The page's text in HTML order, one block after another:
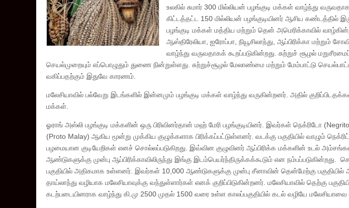
உலகில் சுமார் 300 மில்லியன் பழங்குடி மக்கள் வாழ்ந்து
கிட்டத்தட்ட 150 மில்லியன் பழங்குடியினர் ஆசிய கண்டத்தில்
பழங்குடி மக்கள் மத்திய மற்றும் தென் அமெரிக்காவில்
ஆஸ்திரேலியா, ஐரோப்பா, நியூசிலாந்து, ஆப்பிரிக்கா மற்றும்
வாழ்ந்து வருவதாகக் கூறப்படுகின்றது. சுற்றுச் சூழல்
செயல்முறையும் எப்பொழுதும் துணை நின்றுள்ளது. சுற்றுச்சூழல் மேலாண்மை மற்றும் மேம்பாட்டு
வகிப்பதற்கும் இதுவே காரணம்.
மலேசியாவில் பல்வேறு இடங்களில் இன்னமும் பழங்குடி மக்கள் வாழ்ந்து வருகின்றனர். அதில்
மக்கள்.
ஓராங் அஸ்லி பழங்குடி மக்களின் ஒரு பிரிவினர்தான் மஹ் மேரி பழங்குடியினர். இவர்கள் நெக்ரிடோ
(Proto Malay) ஆகிய மூன்று முக்கிய குழுக்களாக பிரிக்கப்பட்டுள்ளனர். வடக்கு பகுதியில் வாழும்
பழமையான குடியேறிகள் எனச் சொல்லப்படுகிறது. இவ்வின குழுவினர் ஆப்பிரிக்க மக்களின் உடல்
ஆண்டுகளுக்கு முன்பு ஆப்பிரிக்காவிலிருந்து இங்கு இடம்பெயர்ந்திருக்கக்கூடும் என
பகுதியில் அதிகமாக உள்ளனர். இவர்கள் 10,000 ஆண்டுகளுக்கு முன்பு சீனாவின் தென்மேற்கு பகுதியில்
தாய்லாந்து வழியாக மலேசியாவுக்கு வந்துள்ளார்கள் எனக் குறிப்பிடுகின்றனர். மலேசியாவில் தெற்கு
கடற்படையினராக வாழ்ந்து கி.மு 2500 முதல் 1500 வரை உள்ள காலப்பகுதியில் கடல் வழியே